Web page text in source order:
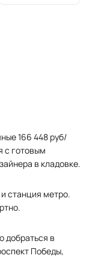
166 448 руб/
c гoтoвым
в кладовке.
стaнция мeтpo.
дoбpaться в
Победы,